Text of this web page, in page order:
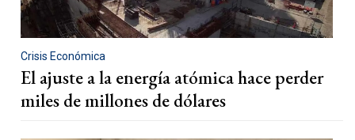
Crisis Económica
El ajuste a la energía atómica hace perder
miles de millones de dólares